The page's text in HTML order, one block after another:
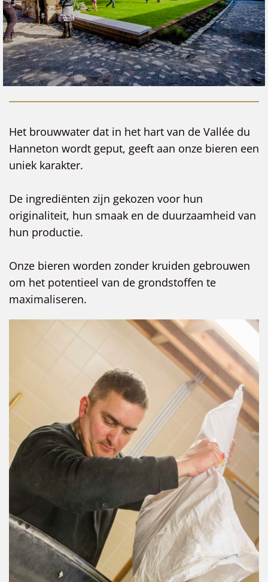
Het brouwwater dat in het hart van de Vallée du
Hanneton wordt geput, geeft aan onze bieren een
uniek karakter.
De ingrediënten zijn gekozen voor hun
originaliteit, hun smaak en de duurzaamheid van
hun productie.
Onze bieren worden zonder kruiden gebrouwen
om het potentieel van de grondstoffen te
maximaliseren.